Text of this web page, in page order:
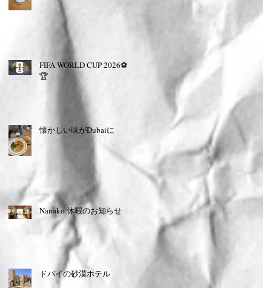
FIFA WORLD CUP 2026⚽️
🏆
懐かしい味がDubaiに
Nanako 休暇のお知らせ
ドバイの砂漠ホテル